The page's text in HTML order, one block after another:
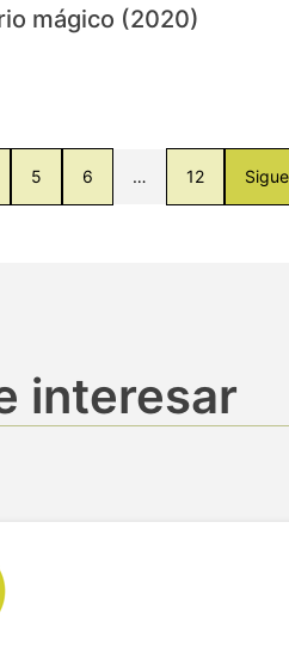
mágico (2020)
5 6 … 12
interesar